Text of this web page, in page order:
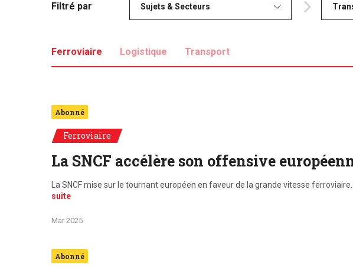
Filtré par Sujets & Secteurs
Ferroviaire Logistique Transport
Abonné
Ferroviaire
La SNCF accélère son offensive
La SNCF mise sur le tournant européen en faveur de la grande vitesse
suite
Mar 2025
Abonné